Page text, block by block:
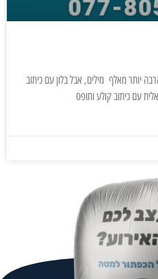
יותר מאלף מילים, אבל בלון עם כיתוב
עם כיתוב קולע ותופס